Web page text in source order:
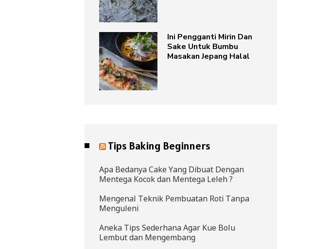
Ini Pengganti Mirin Dan
Sake Untuk Bumbu
Masakan Jepang Halal
Tips Baking Beginners
Apa Bedanya Cake Yang Dibuat Dengan
Mentega Kocok dan Mentega Leleh ?
Mengenal Teknik Pembuatan Roti Tanpa
Menguleni
Aneka Tips Sederhana Agar Kue Bolu
Lembut dan Mengembang